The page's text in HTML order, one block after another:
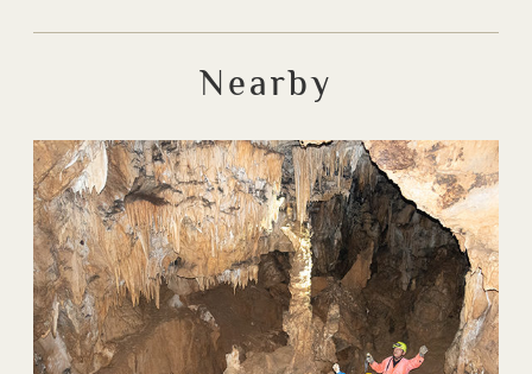
Nearby